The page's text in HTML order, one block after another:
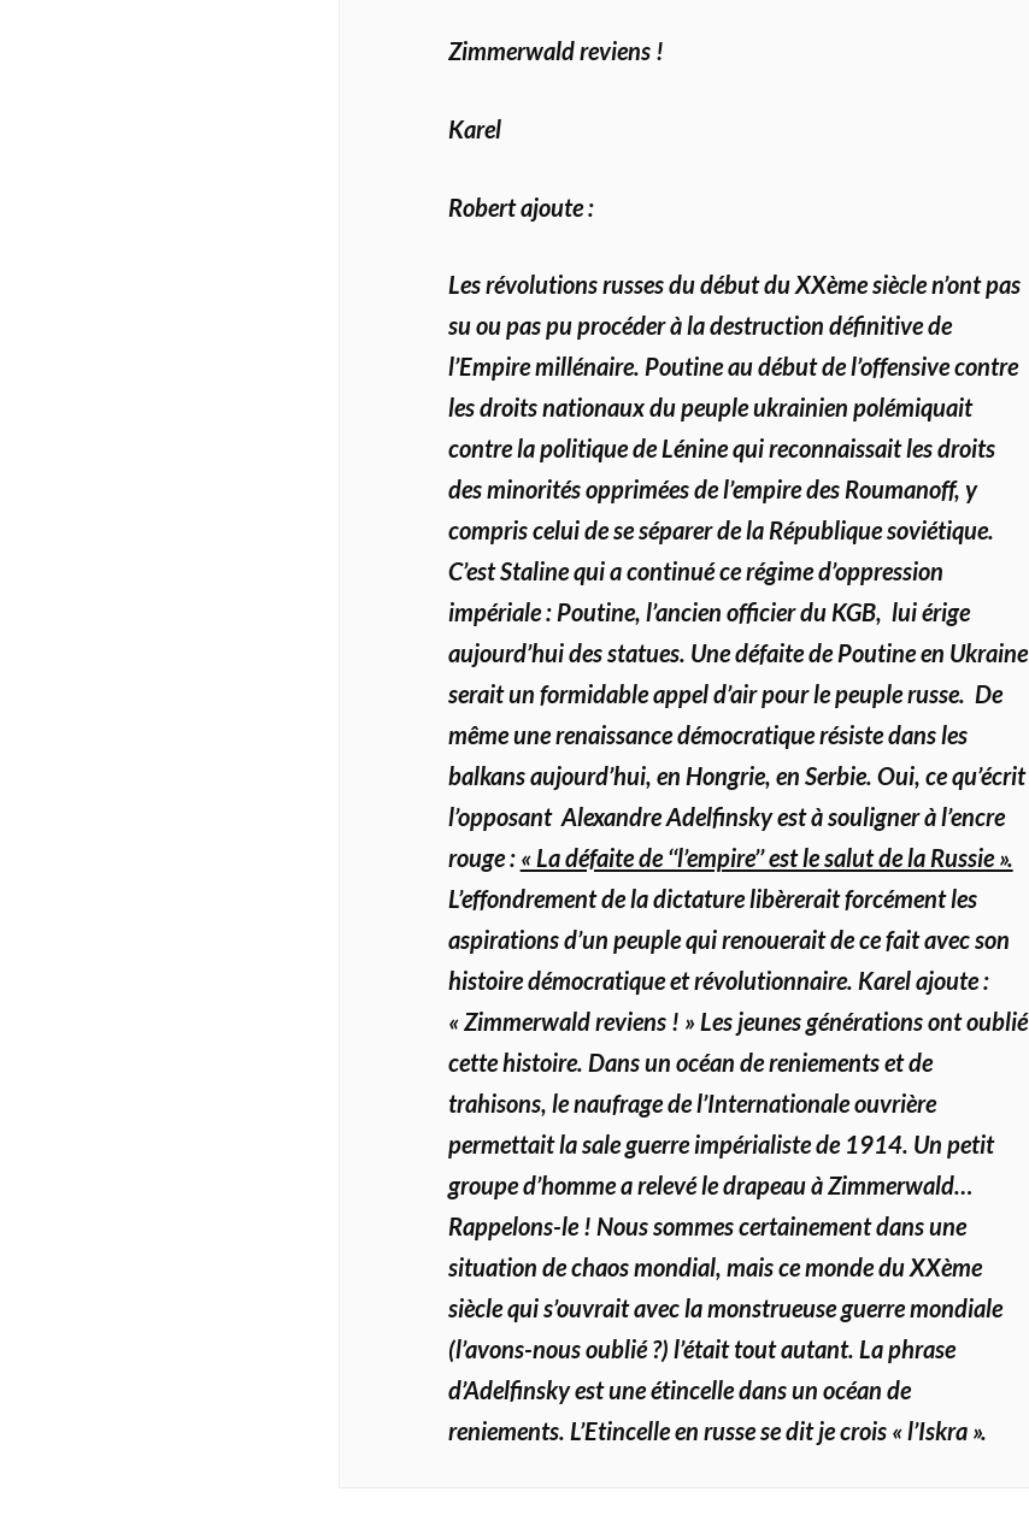
Zimmerwald reviens !
Karel
Robert ajoute :
Les révolutions russes du début du XXème siècle n’ont pas
su ou pas pu procéder à la destruction définitive de
l’Empire millénaire. Poutine au début de l’offensive contre
les droits nationaux du peuple ukrainien polémiquait
contre la politique de Lénine qui reconnaissait les droits
des minorités opprimées de l’empire des Roumanoff, y
compris celui de se séparer de la République soviétique.
C’est Staline qui a continué ce régime d’oppression
impériale : Poutine, l’ancien officier du KGB, lui érige
aujourd’hui des statues. Une défaite de Poutine en Ukraine
serait un formidable appel d’air pour le peuple russe. De
même une renaissance démocratique résiste dans les
balkans aujourd’hui, en Hongrie, en Serbie. Oui, ce qu’écrit
l’opposant Alexandre Adelfinsky est à souligner à l’encre
rouge : « La défaite de ‘‘l’empire’’ est le salut de la Russie ».
L’effondrement de la dictature libèrerait forcément les
aspirations d’un peuple qui renouerait de ce fait avec son
histoire démocratique et révolutionnaire. Karel ajoute :
« Zimmerwald reviens ! » Les jeunes générations ont oublié
cette histoire. Dans un océan de reniements et de
trahisons, le naufrage de l’Internationale ouvrière
permettait la sale guerre impérialiste de 1914. Un petit
groupe d’homme a relevé le drapeau à Zimmerwald…
Rappelons-le ! Nous sommes certainement dans une
situation de chaos mondial, mais ce monde du XXème
siècle qui s’ouvrait avec la monstrueuse guerre mondiale
(l’avons-nous oublié ?) l’était tout autant. La phrase
d’Adelfinsky est une étincelle dans un océan de
reniements. L’Etincelle en russe se dit je crois « l’Iskra ».